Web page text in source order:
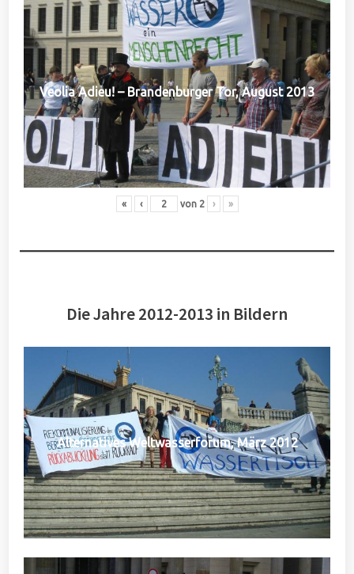
Veolia Adieu! – Brandenburger Tor, August 2013
« ‹ von 2 › »
Die Jahre 2012-2013 in Bildern
Alternatives Weltwasserforum, März 2012